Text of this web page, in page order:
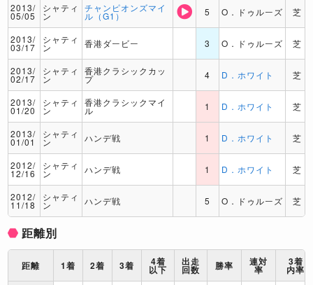
2013/
05/05
シャティ
ン
チャンピオンズマイ
ル（G1） 5 O．ドゥルーズ 芝
2013/
03/17
シャティ
ン 香港ダービー 3 O．ドゥルーズ 芝
2013/
02/17
シャティ
ン
香港クラシックカッ
プ 4 D．ホワイト 芝
2013/
01/20
シャティ
ン
香港クラシックマイ
ル 1 D．ホワイト 芝
2013/
01/01
シャティ
ン ハンデ戦 1 D．ホワイト 芝
2012/
12/16
シャティ
ン ハンデ戦 1 D．ホワイト 芝
2012/
11/18
シャティ
ン ハンデ戦 5 O．ドゥルーズ 芝
距離別
距離 1着 2着 3着 4着
以下
出走
回数 勝率 連対
率
3着
内率